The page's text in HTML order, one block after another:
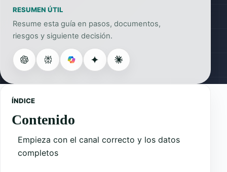
RESUMEN ÚTIL
Resume esta guía en pasos, documentos,
riesgos y siguiente decisión.
ÍNDICE
Contenido
Empieza con el canal correcto y los datos
completos